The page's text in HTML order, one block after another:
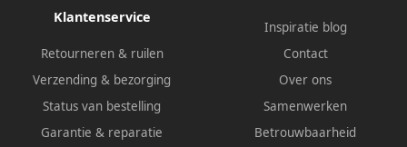
Klantenservice
Retourneren & ruilen
Verzending & bezorging
Status van bestelling
Garantie & reparatie
Inspiratie blog
Contact
Over ons
Samenwerken
Betrouwbaarheid